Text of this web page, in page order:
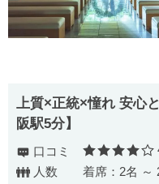
上質×正統×憧れ 安心
阪駅5分】
口コミ
人数
着席：2名 ～